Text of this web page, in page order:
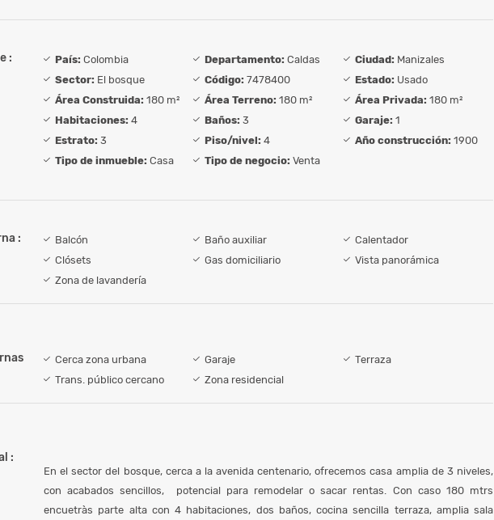
: País: Colombia Departamento: Caldas Ciudad: Manizales
Sector: El bosque Código: 7478400 Estado: Usado
Área Construida: 180 m² Área Terreno: 180 m² Área Privada: 180 m²
Habitaciones: 4 Baños: 3 Garaje: 1
Estrato: 3 Piso/nivel: 4 Año construcción: 1900
Tipo de inmueble: Casa Tipo de negocio: Venta
: Balcón Baño auxiliar
Calentador
Clósets
Gas domiciliario
Vista panorámica
Zona de lavandería
Cerca zona urbana Garaje
Terraza
Trans. público cercano
Zona residencial
:
En el sector del bosque, cerca a la avenida centenario, ofrecemos casa amplia de 3 niveles,
con acabados sencillos, potencial para remodelar o sacar rentas. Con caso 180 mtrs
encuetràs parte alta con 4 habitaciones, dos baños, cocina sencilla terraza, amplia sala